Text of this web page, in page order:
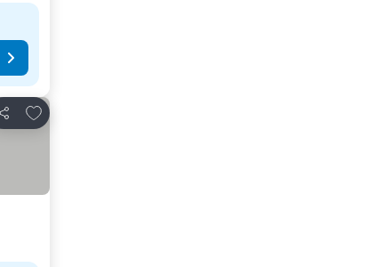
Teilen
Zu Favoriten hinzufügen